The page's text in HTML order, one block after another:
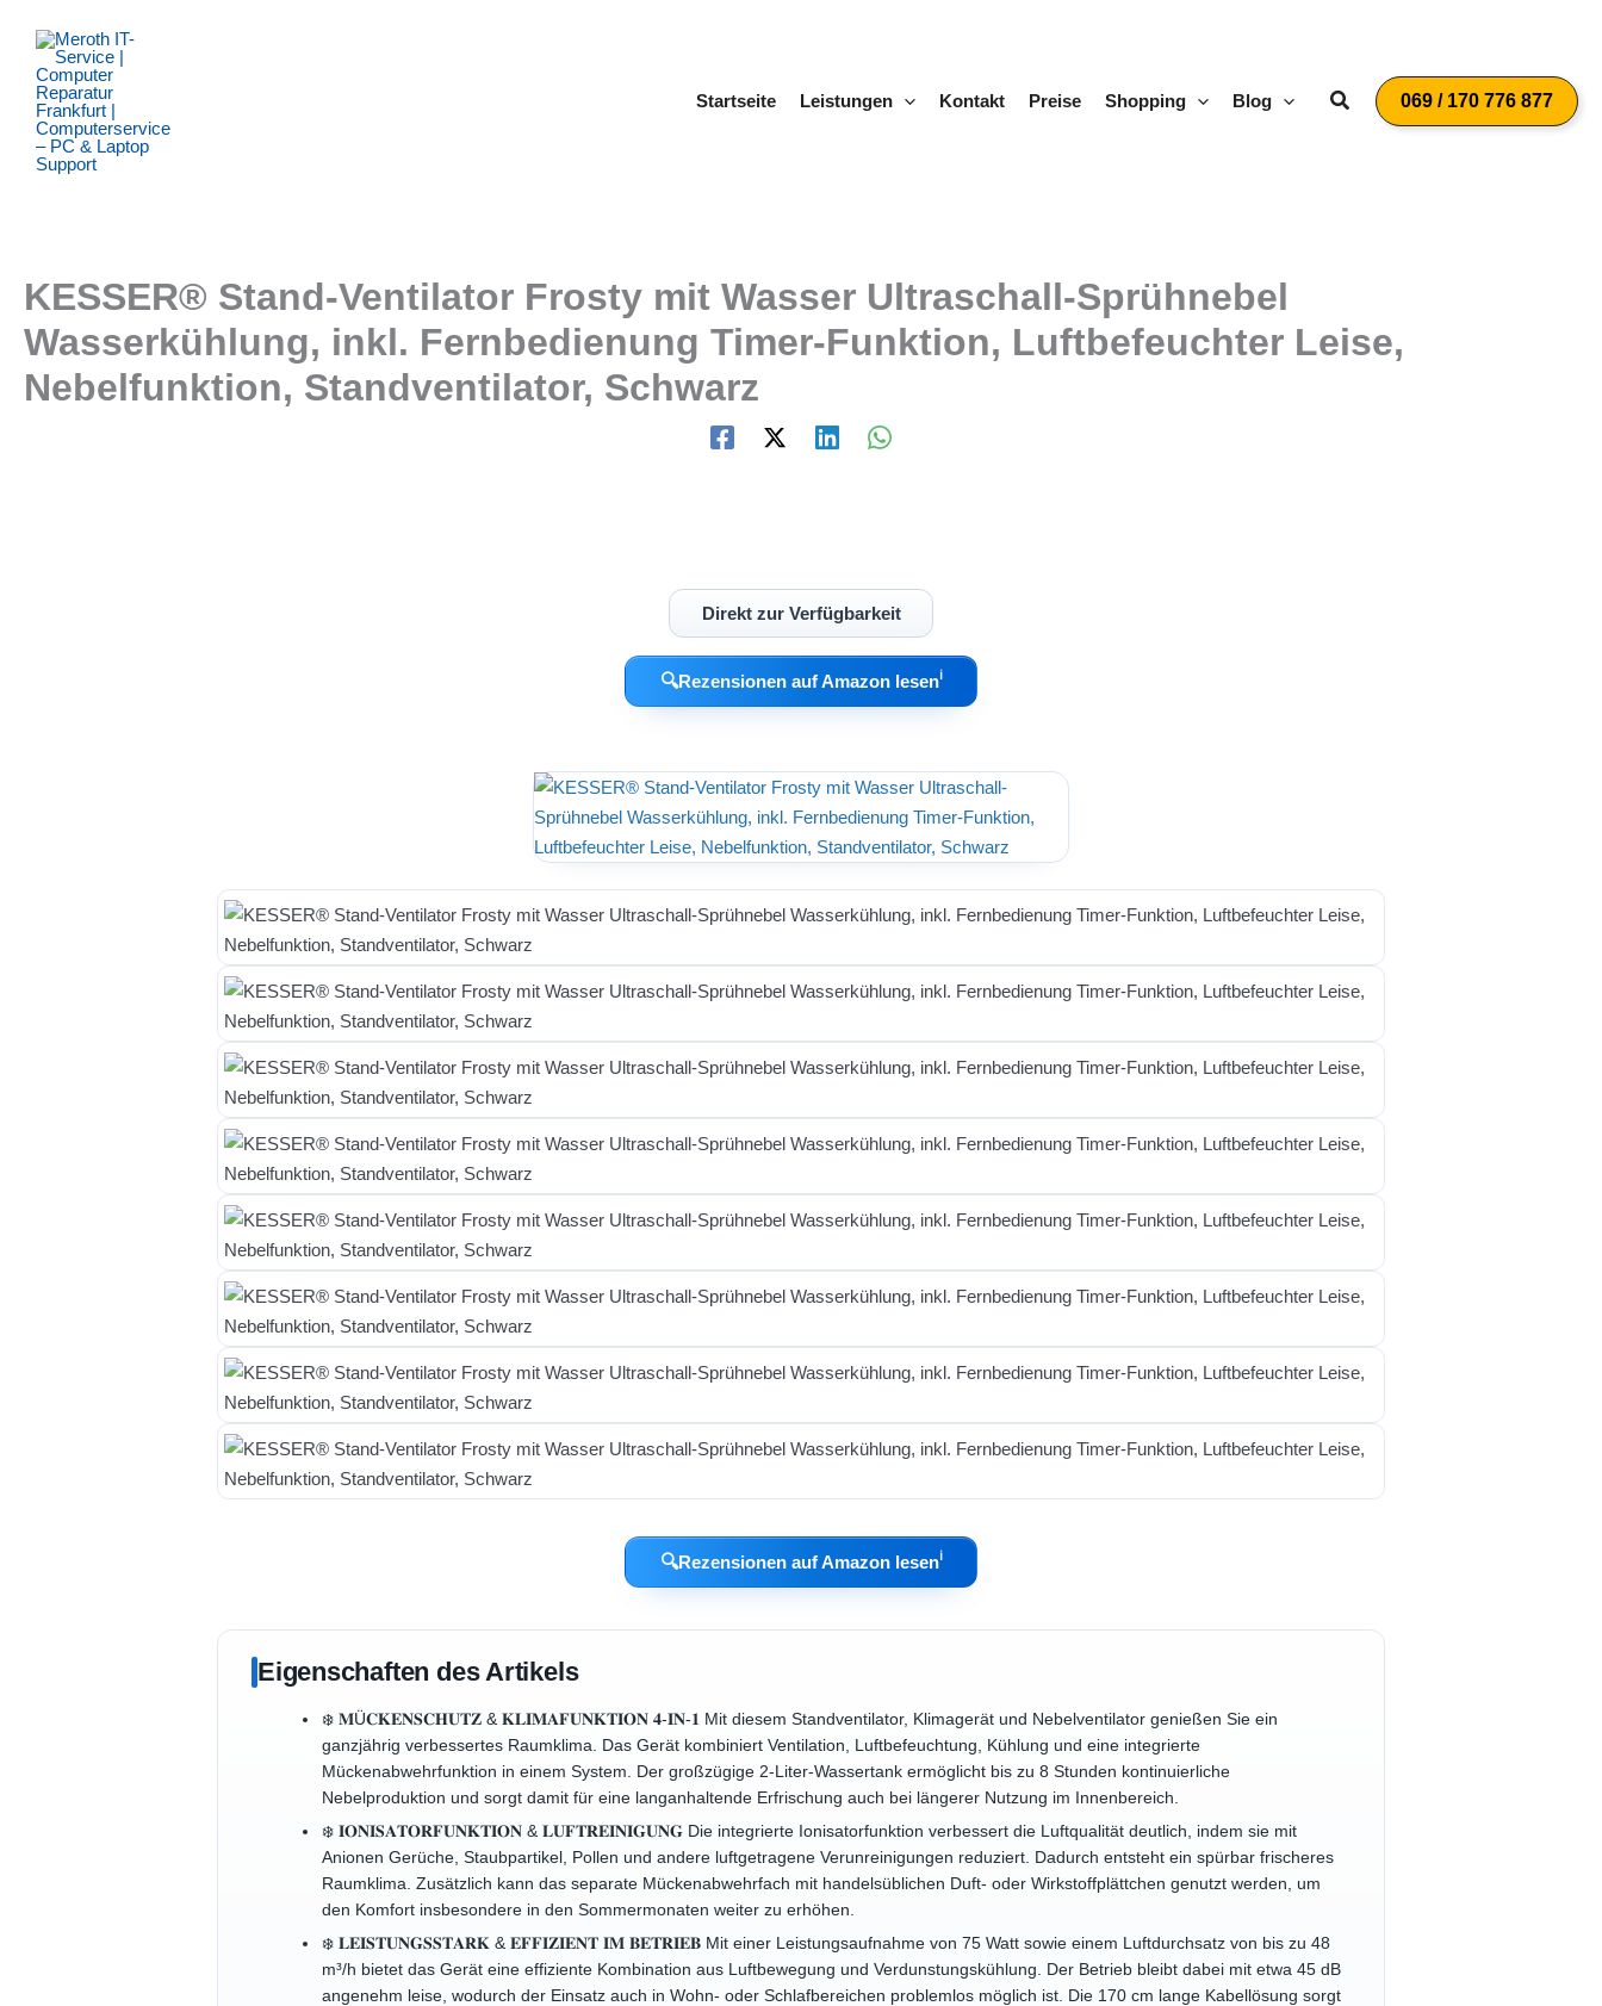
Inhalt
springen
Startseite
Leistungen Kontakt Preise Shopping Blog Suchen069 / 170 776 877
KESSER® Stand-Ventilator Frosty mit Wasser Ultraschall-Sprühnebel
Wasserkühlung, inkl. Fernbedienung Timer-Funktion, Luftbefeuchter Leise,
Nebelfunktion, Standventilator, Schwarz
Direkt zur Verfügbarkeit
🔍Rezensionen auf Amazon lesenℹ︎
🔍Rezensionen auf Amazon lesenℹ︎
Eigenschaften des Artikels
❄️ 𝐌Ü𝐂𝐊𝐄𝐍𝐒𝐂𝐇𝐔𝐓𝐙 & 𝐊𝐋𝐈𝐌𝐀𝐅𝐔𝐍𝐊𝐓𝐈𝐎𝐍 𝟒-𝐈𝐍-𝟏 Mit diesem Standventilator, Klimagerät und Nebelventilator genießen Sie ein
ganzjährig verbessertes Raumklima. Das Gerät kombiniert Ventilation, Luftbefeuchtung, Kühlung und eine integrierte
Mückenabwehrfunktion in einem System. Der großzügige 2-Liter-Wassertank ermöglicht bis zu 8 Stunden kontinuierliche
Nebelproduktion und sorgt damit für eine langanhaltende Erfrischung auch bei längerer Nutzung im Innenbereich.
❄️ 𝐈𝐎𝐍𝐈𝐒𝐀𝐓𝐎𝐑𝐅𝐔𝐍𝐊𝐓𝐈𝐎𝐍 & 𝐋𝐔𝐅𝐓𝐑𝐄𝐈𝐍𝐈𝐆𝐔𝐍𝐆 Die integrierte Ionisatorfunktion verbessert die Luftqualität deutlich, indem sie mit
Anionen Gerüche, Staubpartikel, Pollen und andere luftgetragene Verunreinigungen reduziert. Dadurch entsteht ein spürbar frischeres
Raumklima. Zusätzlich kann das separate Mückenabwehrfach mit handelsüblichen Duft- oder Wirkstoffplättchen genutzt werden, um
den Komfort insbesondere in den Sommermonaten weiter zu erhöhen.
❄️ 𝐋𝐄𝐈𝐒𝐓𝐔𝐍𝐆𝐒𝐒𝐓𝐀𝐑𝐊 & 𝐄𝐅𝐅𝐈𝐙𝐈𝐄𝐍𝐓 𝐈𝐌 𝐁𝐄𝐓𝐑𝐈𝐄𝐁 Mit einer Leistungsaufnahme von 75 Watt sowie einem Luftdurchsatz von bis zu 48
m³/h bietet das Gerät eine effiziente Kombination aus Luftbewegung und Verdunstungskühlung. Der Betrieb bleibt dabei mit etwa 45 dB
angenehm leise, wodurch der Einsatz auch in Wohn- oder Schlafbereichen problemlos möglich ist. Die 170 cm lange Kabellösung sorgt